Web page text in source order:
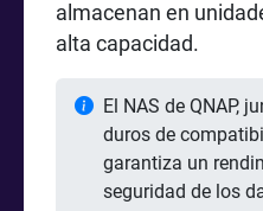
almacenan en
alta capacidad.
El NAS de QNAP,
duros de
garantiza un
seguridad de los